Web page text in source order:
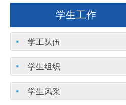
学生工作
学工队伍
学生组织
学生风采